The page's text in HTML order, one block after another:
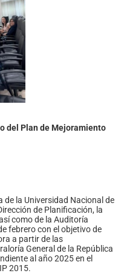
del Plan de Mejoramiento
de la Universidad Nacional de
de Planificación, la
como de la Auditoría
febrero con el objetivo de
a partir de las
General de la República
al año 2025 en el
2015.